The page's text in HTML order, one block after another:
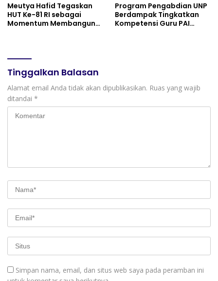
Meutya Hafid Tegaskan
HUT Ke-81 RI sebagai
Momentum Membangun
Program Pengabdian UNP
Berdampak Tingkatkan
Kompetensi Guru PAI
Tinggalkan Balasan
Alamat email Anda tidak akan dipublikasikan. Ruas yang wajib
ditandai *
Simpan nama, email, dan situs web saya pada peramban ini